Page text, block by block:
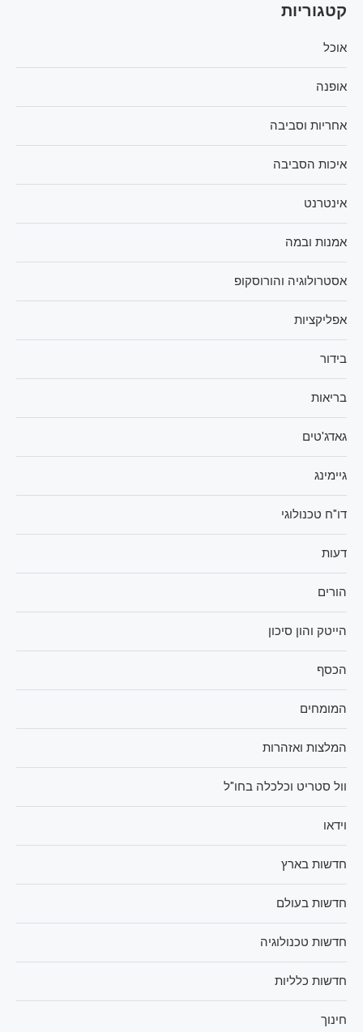
קטגוריות
אוכל
אופנה
אחריות וסביבה
איכות הסביבה
אינטרנט
אמנות ובמה
אסטרולוגיה והורוסקופ
אפליקציות
בידור
בריאות
גאדג'טים
גיימינג
דו"ח טכנולוגי
דעות
הורים
הייטק והון סיכון
הכסף
המומחים
המלצות ואזהרות
וול סטריט וכלכלה בחו"ל
וידאו
חדשות בארץ
חדשות בעולם
חדשות טכנולוגיה
חדשות כלליות
חינוך